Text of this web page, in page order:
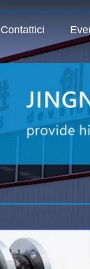
Contattici